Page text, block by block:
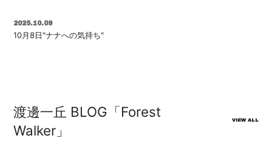
2025.10.09
10月8日"ナナへの気持ち"
渡邊一丘 BLOG「Forest
Walker」
VIEW ALL